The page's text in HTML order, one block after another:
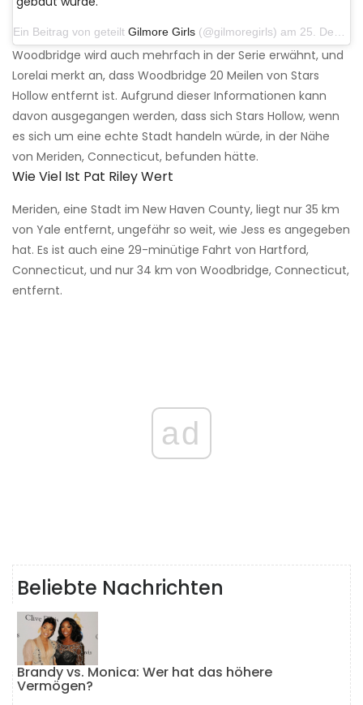
Ein Beitrag von geteilt Gilmore Girls (@gilmoregirls) am 25. Dezember 2016 um 08:17 Uhr PST
Woodbridge wird auch mehrfach in der Serie erwähnt, und
Lorelai merkt an, dass Woodbridge 20 Meilen von Stars
Hollow entfernt ist. Aufgrund dieser Informationen kann
davon ausgegangen werden, dass sich Stars Hollow, wenn
es sich um eine echte Stadt handeln würde, in der Nähe
von Meriden, Connecticut, befunden hätte.
Wie Viel Ist Pat Riley Wert
Meriden, eine Stadt im New Haven County, liegt nur 35 km
von Yale entfernt, ungefähr so ​​weit, wie Jess es angegeben
hat. Es ist auch eine 29-minütige Fahrt von Hartford,
Connecticut, und nur 34 km von Woodbridge, Connecticut,
entfernt.
ad
Beliebte Nachrichten
Brandy vs. Monica: Wer hat das höhere
Vermögen?